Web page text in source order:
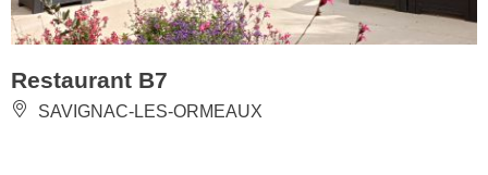
Restaurant B7
SAVIGNAC-LES-ORMEAUX